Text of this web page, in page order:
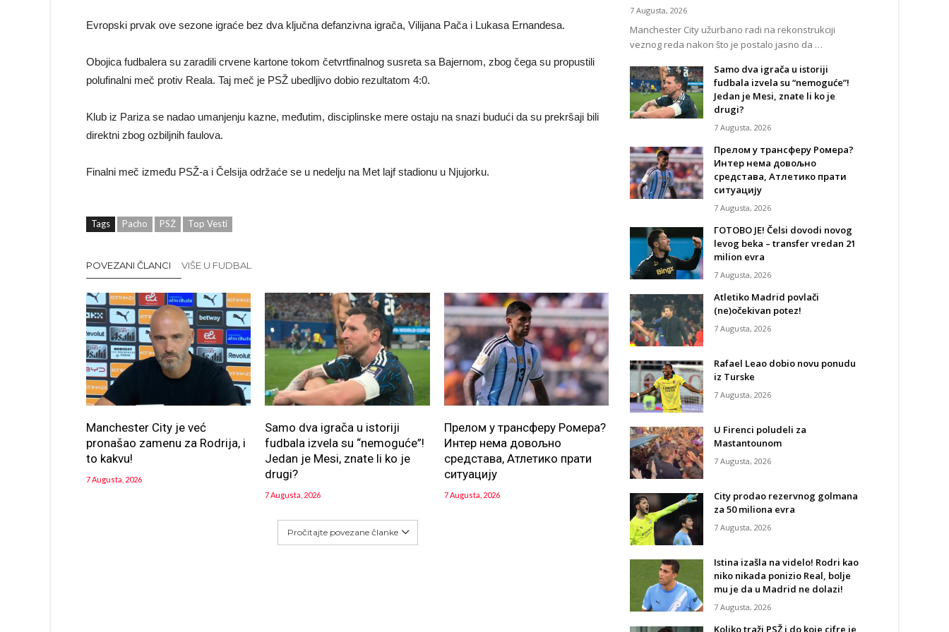
Evropski prvak ove sezone igraće bez dva ključna defanzivna igrača, Vilijana Pača i Lukasa Ernandesa.
Obojica fudbalera su zaradili crvene kartone tokom četvrtfinalnog susreta sa Bajernom, zbog čega su propustili
polufinalni meč protiv Reala. Taj meč je PSŽ ubedljivo dobio rezultatom 4:0.
Klub iz Pariza se nadao umanjenju kazne, međutim, disciplinske mere ostaju na snazi budući da su prekršaji bili
direktni zbog ozbiljnih faulova.
Finalni meč između PSŽ-a i Čelsija održaće se u nedelju na Met lajf stadionu u Njujorku.
Tags Pacho PSŽ Top Vesti
POVEZANI ČLANCI VIŠE U FUDBAL
Manchester City je već
pronašao zamenu za Rodrija, i
to kakvu!
7 Augusta, 2026
Samo dva igrača u istoriji
fudbala izvela su “nemoguće”!
Jedan je Mesi, znate li ko je
drugi?
7 Augusta, 2026
Прелом у трансферу Ромера?
Интер нема довољно
средстава, Атлетико прати
ситуацију
7 Augusta, 2026
Pročitajte povezane članke
7 Augusta, 2026
Manchester City užurbano radi na rekonstrukciji
veznog reda nakon što je postalo jasno da …
Samo dva igrača u istoriji
fudbala izvela su “nemoguće”!
Jedan je Mesi, znate li ko je
drugi?
7 Augusta, 2026
Прелом у трансферу Ромера?
Интер нема довољно
средстава, Атлетико прати
ситуацију
7 Augusta, 2026
ГОТОВО ЈЕ! Čelsi dovodi novog
levog beka – transfer vredan 21
milion evra
7 Augusta, 2026
Atletiko Madrid povlači
(ne)očekivan potez!
7 Augusta, 2026
Rafael Leao dobio novu ponudu
iz Turske
7 Augusta, 2026
U Firenci poludeli za
Mastantounom
7 Augusta, 2026
City prodao rezervnog golmana
za 50 miliona evra
7 Augusta, 2026
Istina izašla na videlo! Rodri kao
niko nikada ponizio Real, bolje
mu je da u Madrid ne dolazi!
7 Augusta, 2026
Koliko traži PSŽ i do koje cifre je